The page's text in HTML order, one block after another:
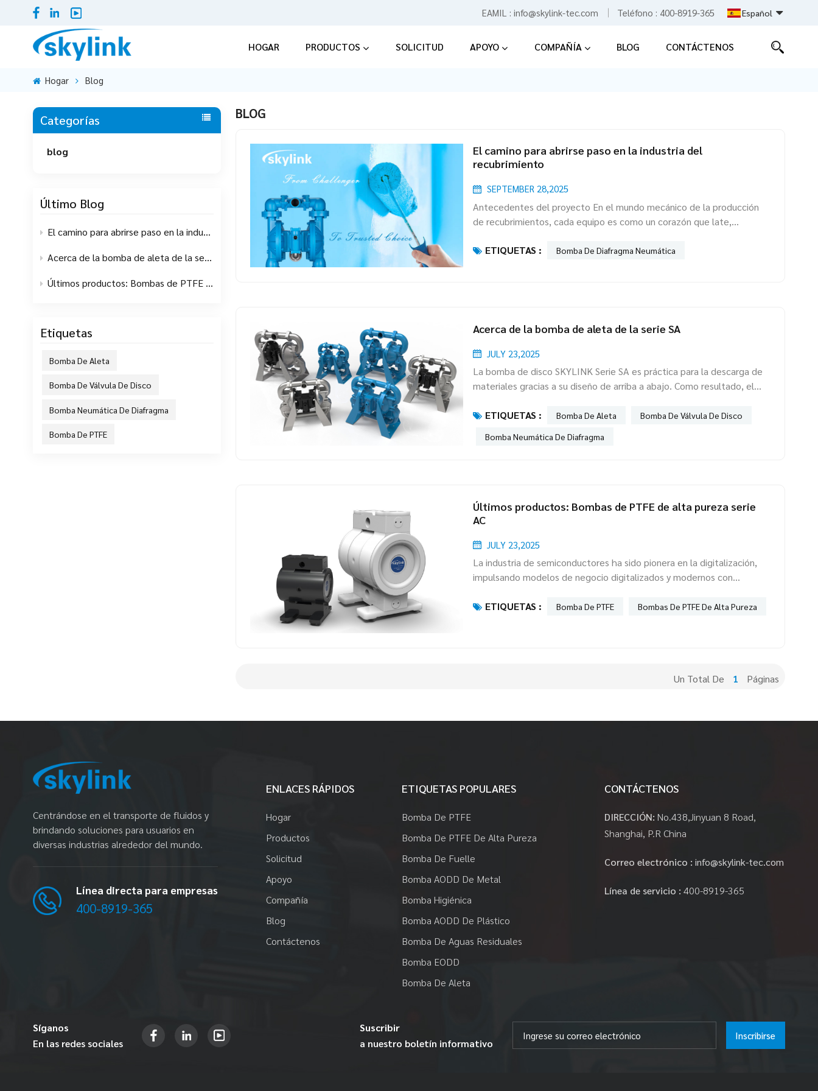
EAMIL : info@skylink-tec.com Teléfono : 400-8919-365 Español
HOGAR PRODUCTOS SOLICITUD APOYO COMPAÑÍA BLOG CONTÁCTENOS
Hogar Blog
Categorías
blog
Último Blog
El camino para abrirse paso en la industria del recubrimiento
Acerca de la bomba de aleta de la serie SA
Últimos productos: Bombas de PTFE de alta pureza serie AC
Etiquetas
Bomba De Aleta
Bomba De Válvula De Disco
Bomba Neumática De Diafragma
Bomba De PTFE
BLOG
El camino para abrirse paso en la industria del
recubrimiento
SEPTEMBER 28,2025
Antecedentes del proyecto En el mundo mecánico de la producción
de recubrimientos, cada equipo es como un corazón que late,
nuevos materiales para recubrimientos en la provincia de Fujian, una
ETIQUETAS : Bomba De Diafragma Neumática
Acerca de la bomba de aleta de la serie SA
JULY 23,2025
La bomba de disco SKYLINK Serie SA es práctica para la descarga de
materiales gracias a su diseño de arriba a abajo. Como resultado, el
reduce los daños al diafragma debido a la solidificación del material.
donde sea necesario vaciar la bomba, como lodos de batería...
ETIQUETAS : Bomba De Aleta
Bomba De Válvula De Disco
Bomba Neumática De Diafragma
Últimos productos: Bombas de PTFE de alta pureza serie
AC
JULY 23,2025
La industria de semiconductores ha sido pionera en la digitalización,
impulsando modelos de negocio digitalizados y modernos con
de IA (Inteligencia Artificial) ha impulsado la demanda de chips y el
ETIQUETAS : Bomba De PTFE Bombas De PTFE De Alta Pureza
Un Total De 1 Páginas
Centrándose en el transporte de fluidos y
brindando soluciones para usuarios en
diversas industrias alrededor del mundo.
Línea directa para empresas
400-8919-365
ENLACES RÁPIDOS
Hogar
Productos
Solicitud
Apoyo
Compañía
Blog
Contáctenos
ETIQUETAS POPULARES
Bomba De PTFE
Bomba De PTFE De Alta Pureza
Bomba De Fuelle
Bomba AODD De Metal
Bomba Higiénica
Bomba AODD De Plástico
Bomba De Aguas Residuales
Bomba EODD
Bomba De Aleta
CONTÁCTENOS
DIRECCIÓN: No.438,Jinyuan 8 Road,
Shanghai, P.R China
Correo electrónico :info@skylink-tec.com
Línea de servicio :400-8919-365
Síganos
En las redes sociales
Suscribir
a nuestro boletín informativo
Inscribirse